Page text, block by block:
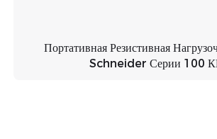
Портативная Резистивная
Schneider Серии 100